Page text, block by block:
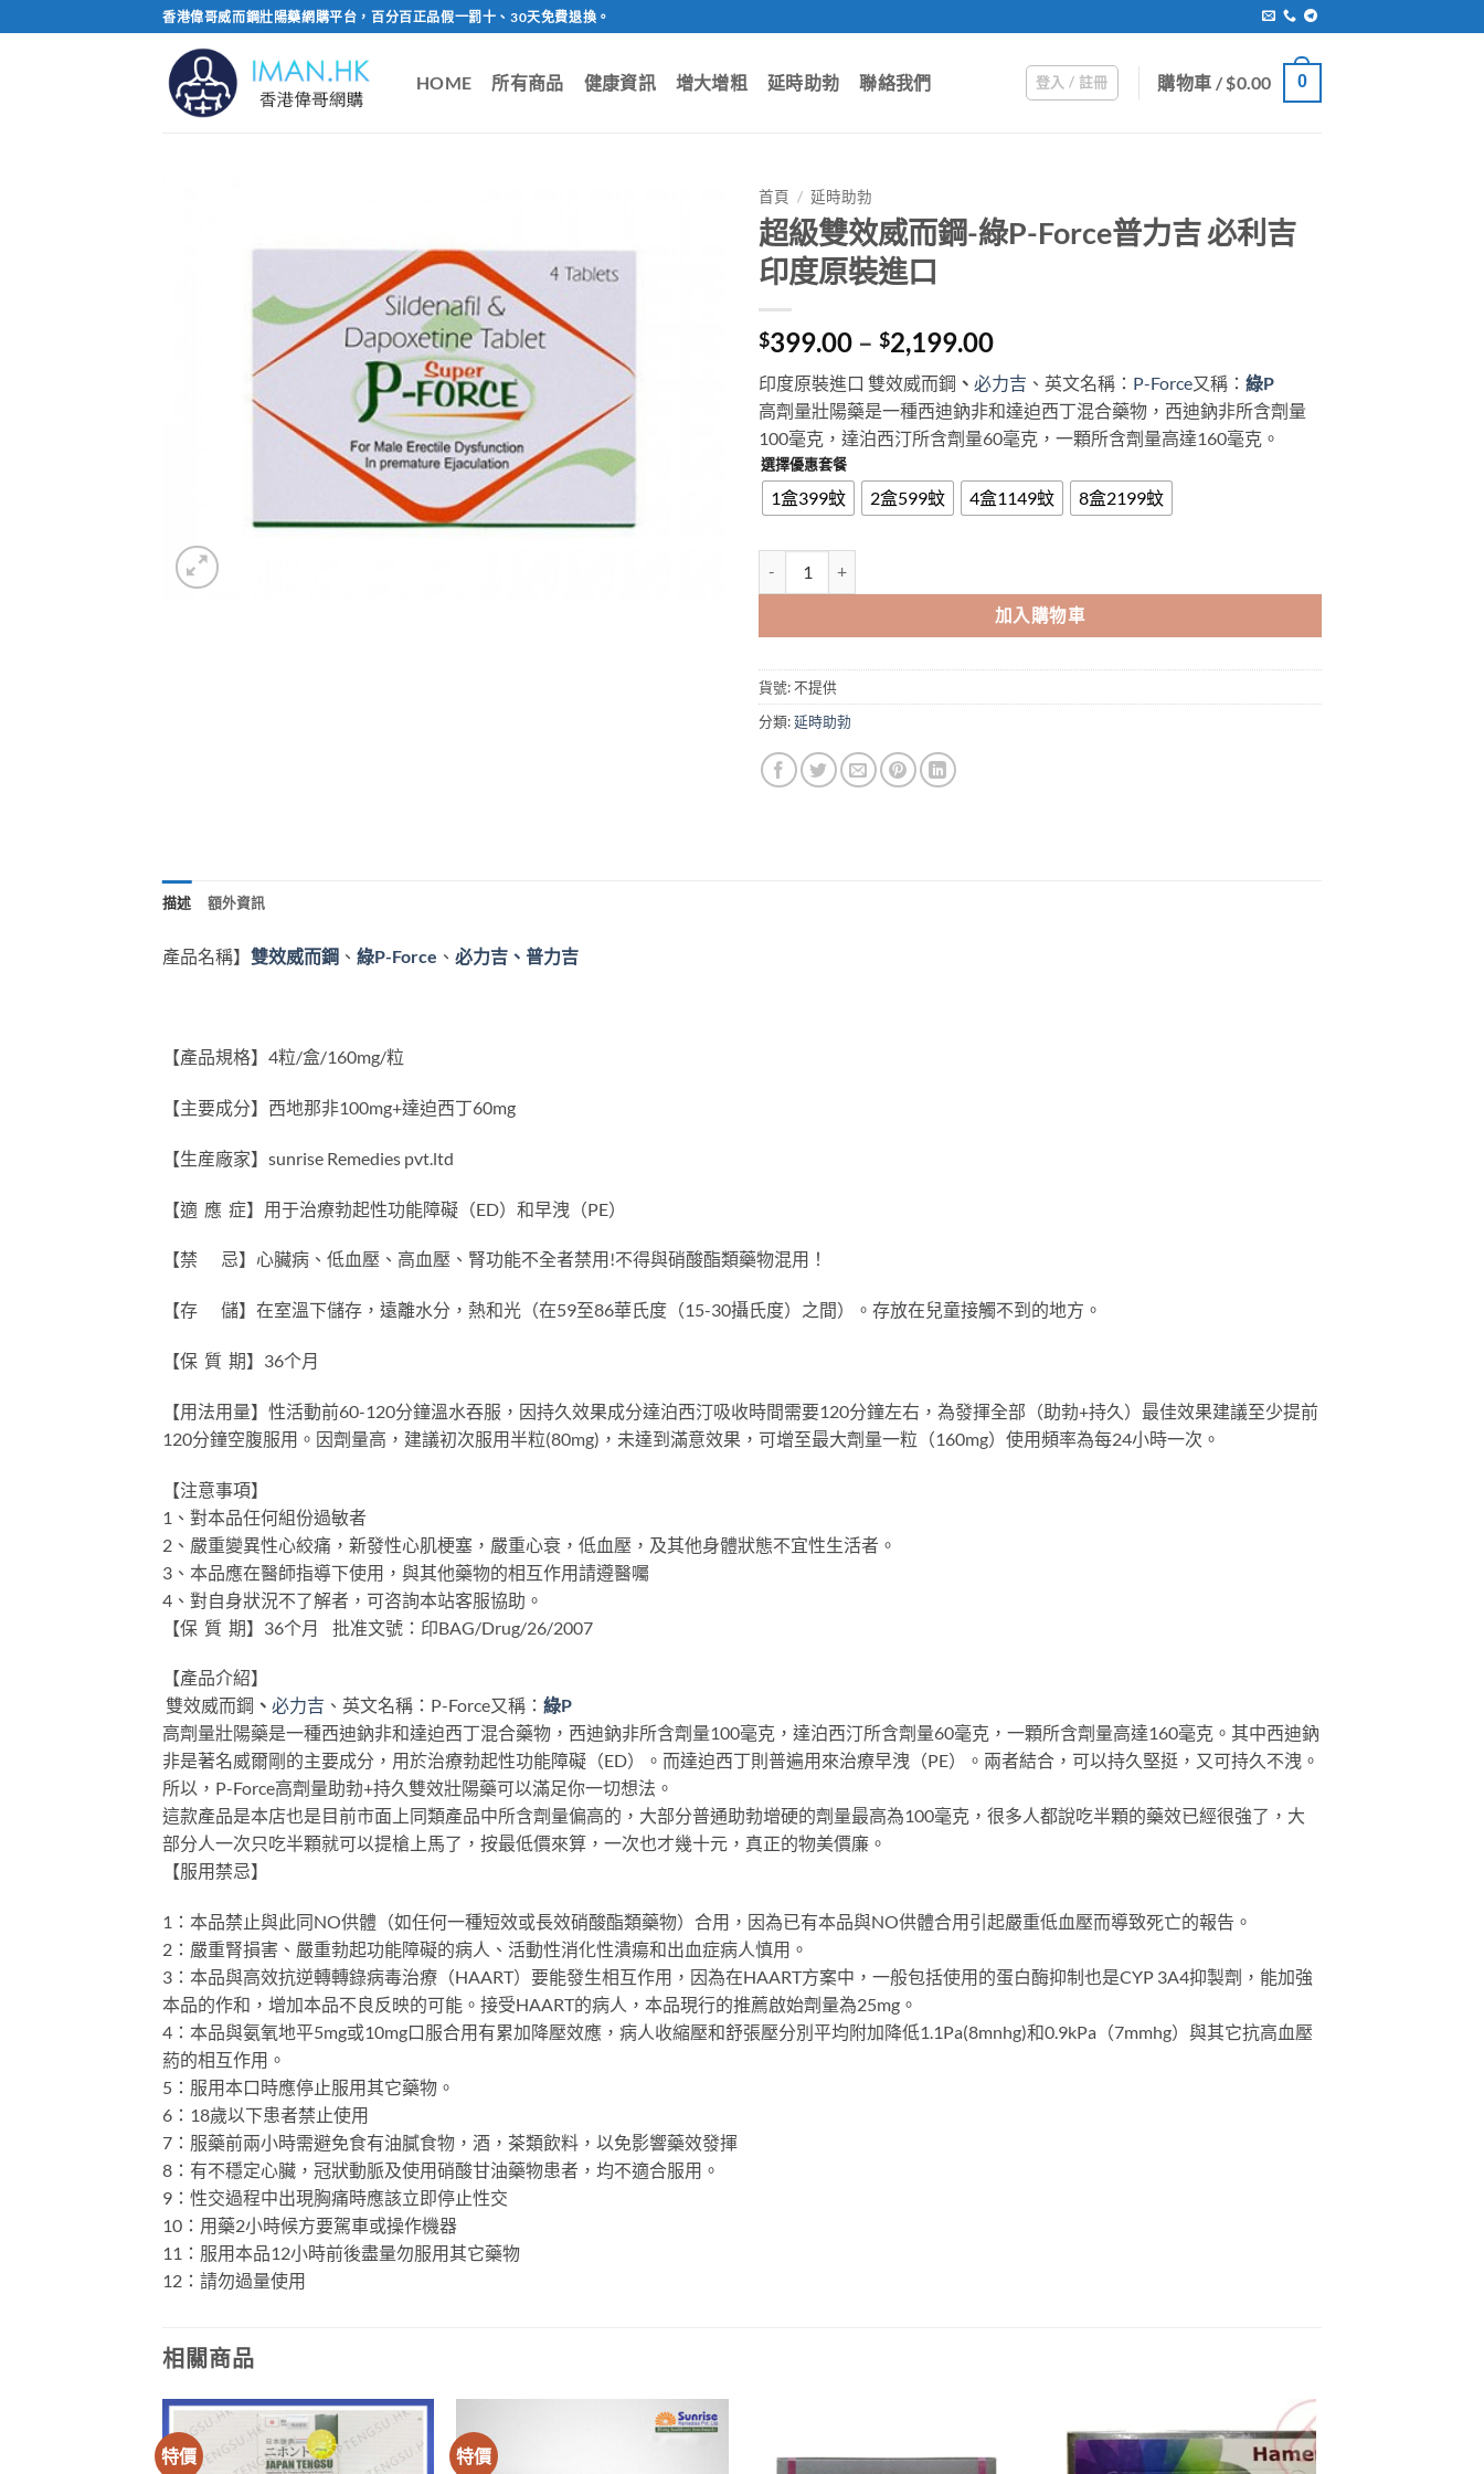
to
香港偉哥威而鋼壯陽藥網購平台，百分百正品假一罰十、30天免費退換。
HOME 所有商品 健康資訊 增大增粗 延時助勃 聯絡我們 登入 / 註冊 購物車 /$0.00 0
首頁 / 延時助勃
超級雙效威而鋼-綠P-Force普力吉 必利吉
印度原裝進口
$399.00 – $2,199.00Price
range:
$399.00
through
$2,199.00
印度原裝進口 雙效威而鋼 、 必力吉 、英文名稱： P-Force又稱： 綠P
高劑量壯陽藥是一種西迪鈉非和達迫西丁混合藥物，西迪鈉非所含劑量
100毫克，達泊西汀所含劑量60毫克，一顆所含劑量高達160毫克。
選擇優惠套餐
1盒399蚊 2盒599蚊 4盒1149蚊 8盒2199蚊
加入購物車
貨號:不提供
分類:延時助勃
描述 額外資訊
產品名稱】 雙效威而鋼 、 綠P-Force 、 必力吉、普力吉
【產品規格】4粒/盒/160mg/粒
【主要成分】西地那非100mg+達迫西丁60mg
【生産廠家】sunrise Remedies pvt.ltd
【適 應 症】用于治療勃起性功能障礙（ED）和早洩（PE）
【禁 忌】心臟病、低血壓、高血壓、腎功能不全者禁用!不得與硝酸酯類藥物混用！
【存 儲】在室溫下儲存，遠離水分，熱和光（在59至86華氏度（15-30攝氏度）之間）。存放在兒童接觸不到的地方。
【保 質 期】36个月
【用法用量】性活動前60-120分鐘溫水吞服，因持久效果成分達泊西汀吸收時間需要120分鐘左右，為發揮全部（助勃+持久）最佳效果建議至少提前
120分鐘空腹服用。因劑量高，建議初次服用半粒(80mg)，未達到滿意效果，可增至最大劑量一粒（160mg）使用頻率為每24小時一次。
【注意事項】
1、對本品任何組份過敏者
2、嚴重變異性心絞痛，新發性心肌梗塞，嚴重心衰，低血壓，及其他身體狀態不宜性生活者。
3、本品應在醫師指導下使用，與其他藥物的相互作用請遵醫囑
4、對自身狀況不了解者，可咨詢本站客服協助。
【保 質 期】36个月 批准文號：印BAG/Drug/26/2007
【產品介紹】
雙效威而鋼 、 必力吉 、英文名稱：P-Force又稱： 綠P
高劑量壯陽藥是一種西迪鈉非和達迫西丁混合藥物，西迪鈉非所含劑量100毫克，達泊西汀所含劑量60毫克，一顆所含劑量高達160毫克。其中西迪鈉
非是著名威爾剛的主要成分，用於治療勃起性功能障礙（ED）。而達迫西丁則普遍用來治療早洩（PE）。兩者結合，可以持久堅挺，又可持久不洩。
所以，P-Force高劑量助勃+持久雙效壯陽藥可以滿足你一切想法。
這款產品是本店也是目前市面上同類產品中所含劑量偏高的，大部分普通助勃增硬的劑量最高為100毫克，很多人都說吃半顆的藥效已經很強了，大
部分人一次只吃半顆就可以提槍上馬了，按最低價來算，一次也才幾十元，真正的物美價廉。
【服用禁忌】
1：本品禁止與此同NO供體（如任何一種短效或長效硝酸酯類藥物）合用，因為已有本品與NO供體合用引起嚴重低血壓而導致死亡的報告。
2：嚴重腎損害、嚴重勃起功能障礙的病人、活動性消化性潰瘍和出血症病人慎用。
3：本品與高效抗逆轉轉錄病毒治療（HAART）要能發生相互作用，因為在HAART方案中，一般包括使用的蛋白酶抑制也是CYP 3A4抑製劑，能加強
本品的作和，增加本品不良反映的可能。接受HAART的病人，本品現行的推薦啟始劑量為25mg。
4：本品與氨氧地平5mg或10mg口服合用有累加降壓效應，病人收縮壓和舒張壓分別平均附加降低1.1Pa(8mnhg)和0.9kPa（7mmhg）與其它抗高血壓
葯的相互作用。
5：服用本口時應停止服用其它藥物。
6：18歲以下患者禁止使用
7：服藥前兩小時需避免食有油膩食物，酒，茶類飲料，以免影響藥效發揮
8：有不穩定心臟，冠狀動脈及使用硝酸甘油藥物患者，均不適合服用。
9：性交過程中出現胸痛時應該立即停止性交
10：用藥2小時候方要駕車或操作機器
11：服用本品12小時前後盡量勿服用其它藥物
12：請勿過量使用
相關商品
特價 特價